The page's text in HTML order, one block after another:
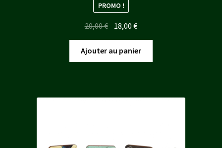
PROMO !
20,00€ Le
initial
était :
18,00€Le
actuel
est :
Ajouter au panier